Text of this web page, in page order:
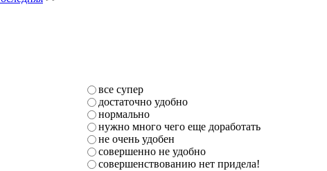
все супер
достаточно удобно
нормально
нужно много чего еще доработать
не очень удобен
совершенно не удобно
совершенствованию нет придела!